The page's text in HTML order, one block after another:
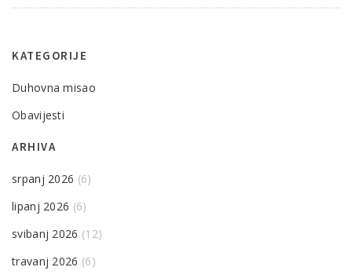
KATEGORIJE
Duhovna misao
Obavijesti
ARHIVA
srpanj 2026 (6)
lipanj 2026 (6)
svibanj 2026 (12)
travanj 2026 (6)